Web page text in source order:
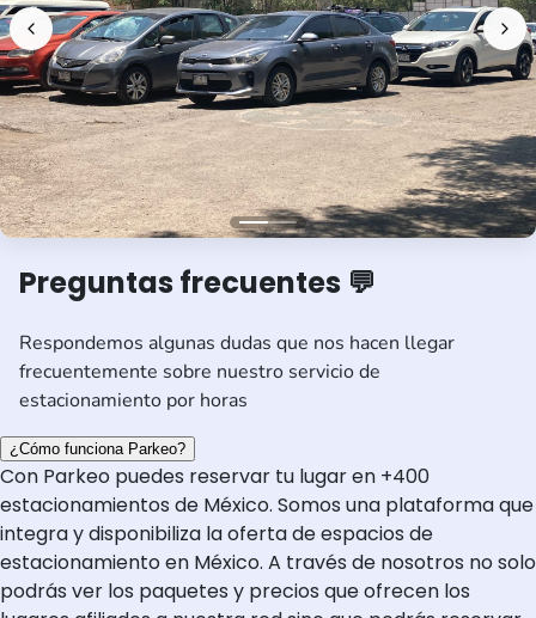
Preguntas frecuentes 💬
Respondemos algunas dudas que nos hacen llegar
frecuentemente sobre nuestro servicio de
estacionamiento por horas
¿Cómo funciona Parkeo?
Con Parkeo puedes reservar tu lugar en +400
estacionamientos de México. Somos una plataforma que
integra y disponibiliza la oferta de espacios de
estacionamiento en México. A través de nosotros no solo
podrás ver los paquetes y precios que ofrecen los